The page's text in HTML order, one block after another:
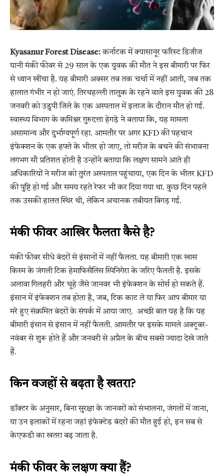
Kyasanur Forest Disease:कर्नाटक में क्यासानूर फॉरेस्ट डिजीज
यानी मंकी फीवर से 29 साल के एक युवक की मौत ने इस बीमारी पर फिर
से ध्यान खींचा है. यह बीमारी अक्सर तब तक चर्चा में नहीं आती, जब तक
हालात गंभीर न हो जाएं. तिरथहल्ली तालुक के रहने वाले इस युवक की 28
जनवरी को उडुपी जिले के एक अस्पताल में इलाज के दौरान मौत हो गई.
स्वास्थ्य विभाग के कमिश्नर गुरुदत्ता हेगड़े ने बताया कि, यह मामला
असामान्य और दुर्भाग्यपूर्ण रहा. आमतौर पर अगर KFD की पहचान
इंफेक्शन के एक हफ्ते के भीतर हो जाए, तो मरीज के बचने की संभावना
लगभग सौ प्रतिशत होती है उन्होंने बताया कि लक्षण सामने आते ही
अधिकारियों ने मरीज को तुरंत अस्पताल पहुंचाया, एक दिन के भीतर KFD
की पुष्टि हो गई और समय रहते रेफर भी कर दिया गया था. कुछ दिन पहले
तक उसकी हालत स्थिर थी, लेकिन अचानक तबीयत बिगड़ गई.
मंकी फीवर आखिर फैलता कैसे है?
मंकी फीवर सीधे बंदरों से इंसानों में नहीं फैलता. यह बीमारी एक खास
किस्म के जंगली टिक हेमाफिसैलिस स्पिनिगेरा के जरिए फैलती है. इसके
अलावा गिलहरी और चूहे जैसे जानवर भी इंफेक्शन के सोर्स हो सकते हैं.
इंसान में इंफेक्शन तब होता है, जब, टिक काट ले या फिर आप बीमार या
मरे हुए संक्रमित बंदरों के संपर्क में आया जाए. अच्छी बात यह है कि यह
बीमारी इंसान से इंसान में नहीं फैलती. आमतौर पर इसके मामले अक्टूबर-
नवंबर से शुरू होते हैं और जनवरी से अप्रैल के बीच सबसे ज्यादा देखे जाते
हैं.
किन वजहों से बढ़ता है खतरा?
डॉक्टर के अनुसार, बिना सुरक्षा के जानवरों को संभालना, जंगलों में जाना,
या उन इलाकों में रहना जहां इंफेक्टेड बंदरों की मौत हुई हो, इन सब से
केएफडी का खतरा बढ़ जाता है.
मंकी फीवर के लक्षण क्या हैं?